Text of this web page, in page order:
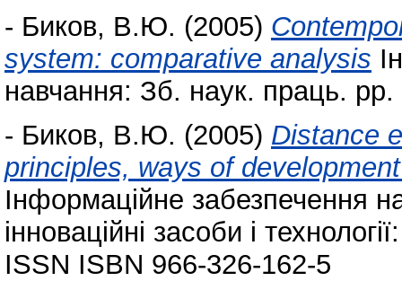
- Биков, В.Ю. (2005)
system: comparative analysis
навчання: Зб. наук. праць.
- Биков, В.Ю. (2005) Distance
principles, ways of
Інформаційне забезпечення
інноваційні засоби і
ISSN ISBN 966-326-162-5